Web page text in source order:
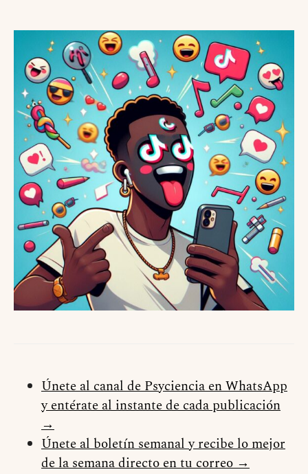
Únete al canal de Psyciencia en WhatsApp
y entérate al instante de cada publicación
→
Únete al boletín semanal y recibe lo mejor
de la semana directo en tu correo →